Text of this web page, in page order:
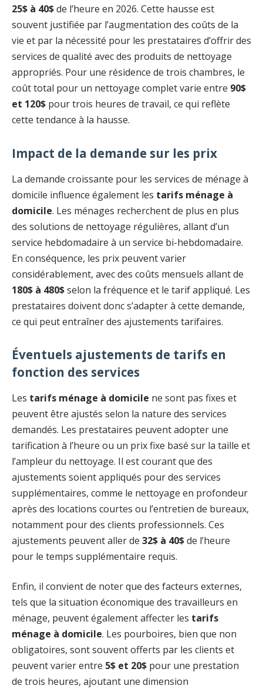
25$ à 40$de l’heure en 2026. Cette hausse est
souvent justifiée par l’augmentation des coûts de la
vie et par la nécessité pour les prestataires d’offrir des
services de qualité avec des produits de nettoyage
appropriés. Pour une résidence de trois chambres, le
coût total pour un nettoyage complet varie entre 90$
et 120$ pour trois heures de travail, ce qui reflète
cette tendance à la hausse.
Impact de la demande sur les prix
La demande croissante pour les services de ménage à
domicile influence également les tarifs ménage à
domicile. Les ménages recherchent de plus en plus
des solutions de nettoyage régulières, allant d’un
service hebdomadaire à un service bi-hebdomadaire.
En conséquence, les prix peuvent varier
considérablement, avec des coûts mensuels allant de
180$ à 480$selon la fréquence et le tarif appliqué. Les
prestataires doivent donc s’adapter à cette demande,
ce qui peut entraîner des ajustements tarifaires.
Éventuels ajustements de tarifs en
fonction des services
Les tarifs ménage à domicile ne sont pas fixes et
peuvent être ajustés selon la nature des services
demandés. Les prestataires peuvent adopter une
tarification à l’heure ou un prix fixe basé sur la taille et
l’ampleur du nettoyage. Il est courant que des
ajustements soient appliqués pour des services
supplémentaires, comme le nettoyage en profondeur
après des locations courtes ou l’entretien de bureaux,
notamment pour des clients professionnels. Ces
ajustements peuvent aller de 32$ à 40$de l’heure
pour le temps supplémentaire requis.
Enfin, il convient de noter que des facteurs externes,
tels que la situation économique des travailleurs en
ménage, peuvent également affecter les tarifs
ménage à domicile. Les pourboires, bien que non
obligatoires, sont souvent offerts par les clients et
peuvent varier entre 5$ et 20$ pour une prestation
de trois heures, ajoutant une dimension